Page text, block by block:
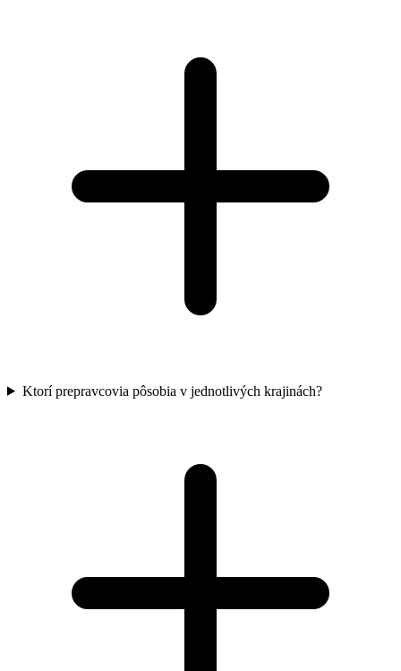
Ktorí prepravcovia pôsobia v jednotlivých krajinách?